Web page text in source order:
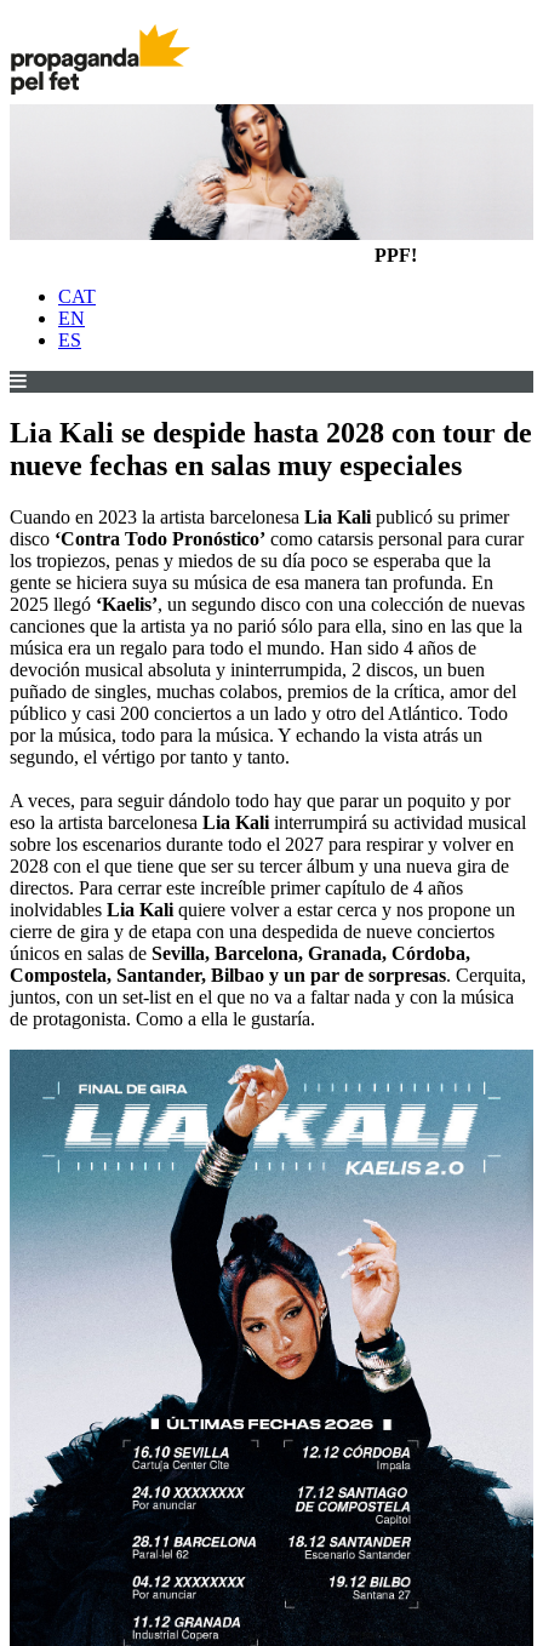
PPF!
CAT
EN
ES
Lia Kali se despide hasta 2028 con tour de
nueve fechas en salas muy especiales
Cuando en 2023 la artista barcelonesa Lia Kali publicó su primer
disco ‘Contra Todo Pronóstico’ como catarsis personal para curar
los tropiezos, penas y miedos de su día poco se esperaba que la
gente se hiciera suya su música de esa manera tan profunda. En
2025 llegó ‘Kaelis’, un segundo disco con una colección de nuevas
canciones que la artista ya no parió sólo para ella, sino en las que la
música era un regalo para todo el mundo. Han sido 4 años de
devoción musical absoluta y ininterrumpida, 2 discos, un buen
puñado de singles, muchas colabos, premios de la crítica, amor del
público y casi 200 conciertos a un lado y otro del Atlántico. Todo
por la música, todo para la música. Y echando la vista atrás un
segundo, el vértigo por tanto y tanto.
A veces, para seguir dándolo todo hay que parar un poquito y por
eso la artista barcelonesa Lia Kali interrumpirá su actividad musical
sobre los escenarios durante todo el 2027 para respirar y volver en
2028 con el que tiene que ser su tercer álbum y una nueva gira de
directos. Para cerrar este increíble primer capítulo de 4 años
inolvidables Lia Kali quiere volver a estar cerca y nos propone un
cierre de gira y de etapa con una despedida de nueve conciertos
únicos en salas de Sevilla, Barcelona, Granada, Córdoba,
Compostela, Santander, Bilbao y un par de sorpresas. Cerquita,
juntos, con un set-list en el que no va a faltar nada y con la música
de protagonista. Como a ella le gustaría.